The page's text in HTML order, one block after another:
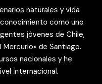
naturales y vida
como uno
jóvenes de Chile,
de Santiago.
nacionales y he
internacional.